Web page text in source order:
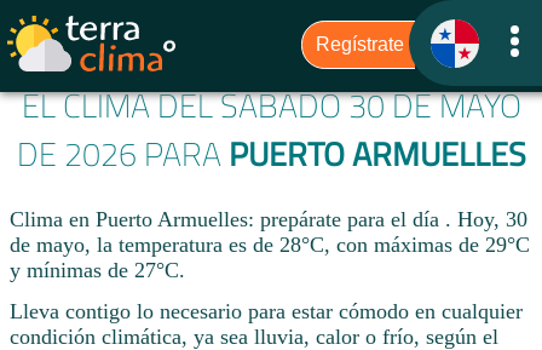
EL CLIMA DEL SÁBADO 30 DE MAYO
DE 2026 PARA PUERTO ARMUELLES
Clima en Puerto Armuelles: prepárate para el día . Hoy, 30
de mayo, la temperatura es de 28°C, con máximas de 29°C
y mínimas de 27°C.
Lleva contigo lo necesario para estar cómodo en cualquier
condición climática, ya sea lluvia, calor o frío, según el